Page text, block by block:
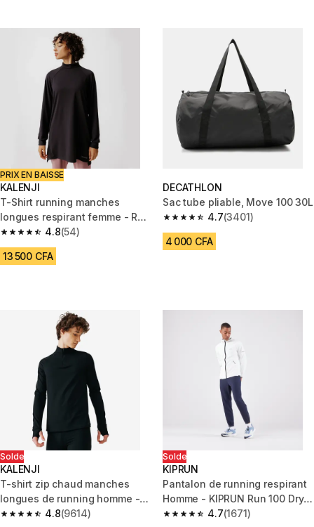
PRIX EN BAISSE
KALENJI
T-Shirt running manches
longues respirant femme - Run
Dry 100 Noir
4.8
4.8 out of 5 stars from 54 reviews
(54)
13 500 CFA
DECATHLON
Sac tube pliable, Move 100 30L
4.7
4.7 out of 5 stars from 3401
(3401)
4 000 CFA
Solde
KALENJI
T-shirt zip chaud manches
longues de running homme -
kiprun run 100 warm noir
4.8
4.8 out of 5 stars from 9614 reviews
(9614)
Solde
KIPRUN
Pantalon de running respirant
Homme - KIPRUN Run 100 Dry
Bleu foncé4.7
4.7 out of 5 stars from 1671
(1671)